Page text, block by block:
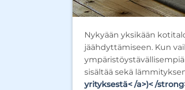
Nykyään yksikään
jäähdyttämiseen. Kun
sisältää sekä
yrityksestä< /a>)< /